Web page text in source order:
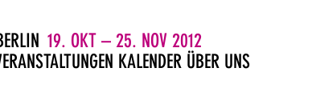
19. OKT – 25. NOV 2012
KALENDER ÜBER UNS